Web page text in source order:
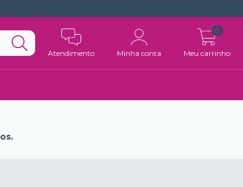
Atendimento Minha conta Meu carrinho
0